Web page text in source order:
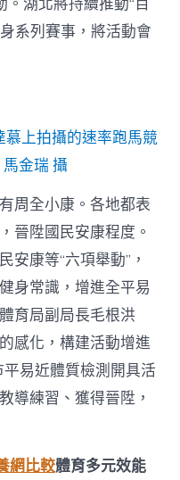
湖北將持續推動“百
系列賽事，將活動會
慕上拍攝的速率跑馬競
金瑞 攝
周全小康。各地都表
晉陞國民安康程度。
安康等“六項舉動”，
身常識，增進全平易
育局副局長毛根洪
感化，構建活動增進
易近體質檢測開具活
導練習、獲得晉陞，
網比較體育多元效能